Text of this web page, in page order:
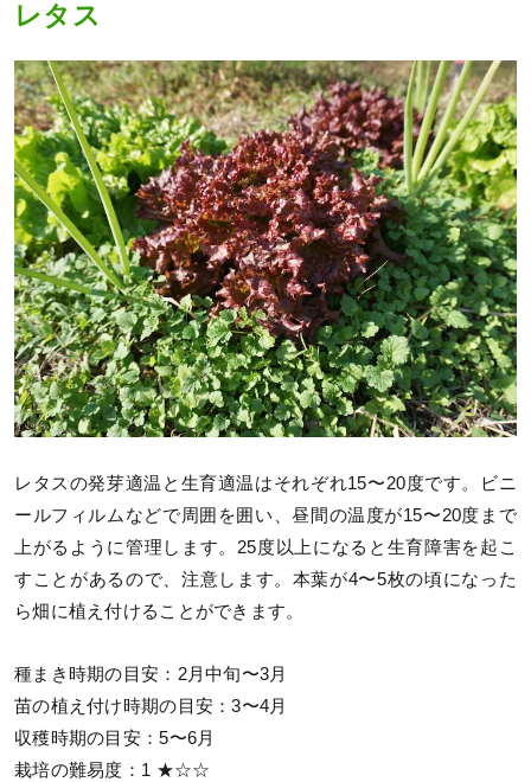
レタス
レタスの発芽適温と生育適温はそれぞれ15〜20度です。ビニ
ールフィルムなどで周囲を囲い、昼間の温度が15〜20度まで
上がるように管理します。25度以上になると生育障害を起こ
すことがあるので、注意します。本葉が4〜5枚の頃になった
ら畑に植え付けることができます。
種まき時期の目安：2月中旬〜3月
苗の植え付け時期の目安：3〜4月
収穫時期の目安：5〜6月
栽培の難易度：1 ★☆☆